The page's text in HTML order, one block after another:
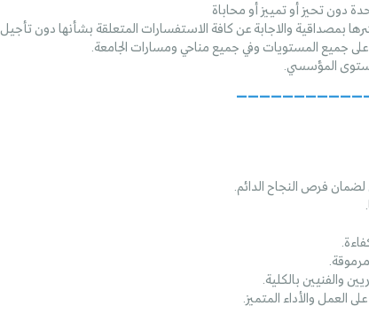
دون تحيز أو تمييز أو محاباة
بمصداقية والاجابة عن كافة الاستفسارات المتعلقة بشأنها دون تأجيل
جميع المستويات وفي جميع مناحي ومسارات الجامعة.
المؤسسي.
فرص النجاح الدائم.
والفنيين بالكلية.
العمل والأداء المتميز.